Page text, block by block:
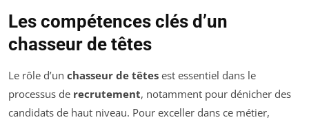
Les compétences clés d’un
chasseur de têtes
Le rôle d’un chasseur de têtes est essentiel dans le
processus de recrutement, notamment pour dénicher des
candidats de haut niveau. Pour exceller dans ce métier,